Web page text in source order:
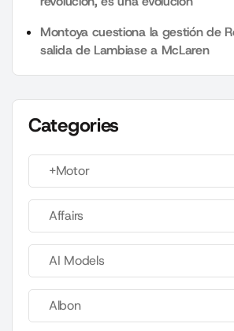
Montoya cuestiona la gestión de
salida de Lambiase a McLaren
Categories
+Motor
Affairs
AI Models
Albon